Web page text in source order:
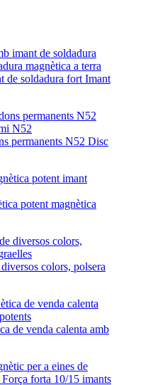
de soldadura fort Imant
permanents N52 Disc
potent magnètica
colors, polsera
de venda calenta amb